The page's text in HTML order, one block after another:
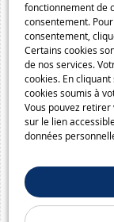
fonctionnement de
consentement.
consentement,
Certains cookies
de nos services.
cookies. En
cookies soumis à
Vous pouvez
sur le lien
données